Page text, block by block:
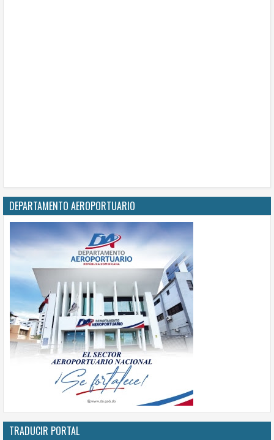
DEPARTAMENTO AEROPORTUARIO
TRADUCIR PORTAL